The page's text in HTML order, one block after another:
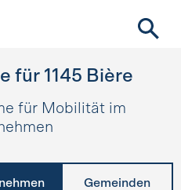
für 1145 Bière
für Mobilität im
Gemeinden